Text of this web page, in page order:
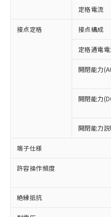
定格電流
接点定格 接点構成
定格通電
開閉能力
開閉能力
開閉能力
端子仕様
許容操作頻度
絶縁抵抗
以下の条件をお読
本サービスは
商品の当社在
(税抜)を提供
本サービスの
ことをご了承
在庫状況およ
記載している
タに基づき作
覧された時点
非含有に対応した
対応予定：EU
有に対応した製品
対応予定なし：EU
非含有に非対応の
調査・確認中：EU
非含有の対応状況
非該当品：ライセ
害物質有無と関係
仕入先様の事情に
いたものが、含有
むを得ず変更するこ
鉛(Pb) 1000ppm以下、
六価クロム(Cr(Ⅵ))
※1 中国RoHS○×
「○」：最大均質
基準値以下である
「×」：最大均質材
基準値を超えてい
「－」：未確認です
*中国RoHS10物質の基準
Pb(鉛) :1000ppm、 Hg(
当社は、これ
為替および外
（以下｢規制
または国外へ
国政府の輸出
可)を取得す